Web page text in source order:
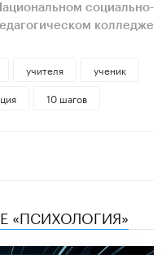
социально-
колледже
учителя
ученик
10 шагов
«ПСИХОЛОГИЯ»